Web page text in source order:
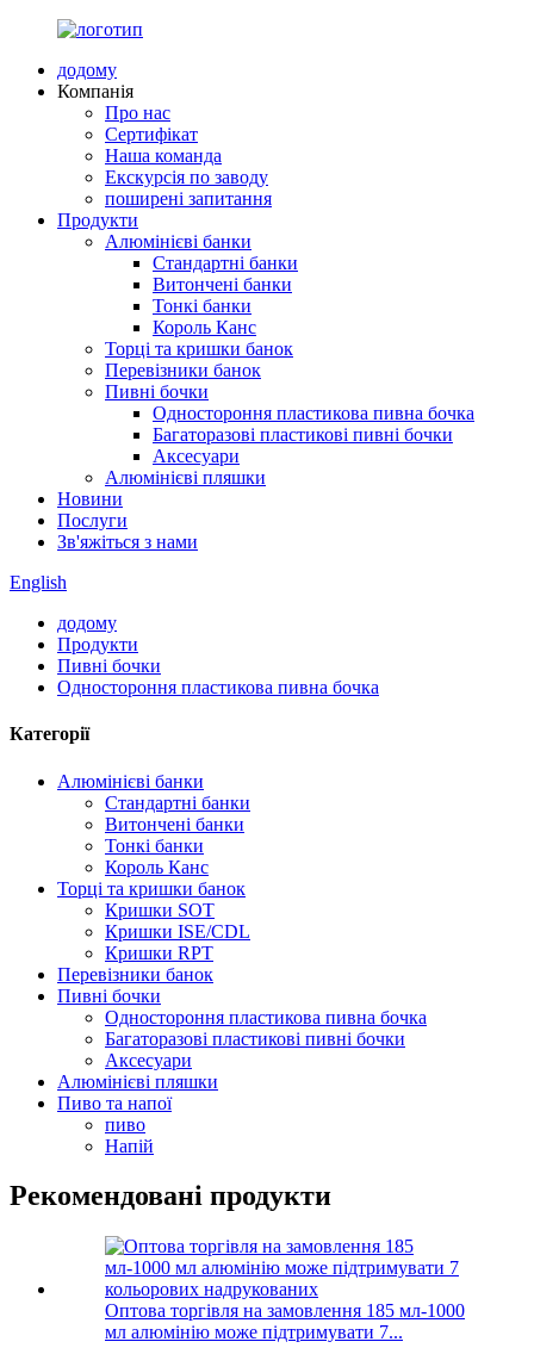
додому
Компанія
Про нас
Сертифікат
Наша команда
Екскурсія по заводу
поширені запитання
Продукти
Алюмінієві банки
Стандартні банки
Витончені банки
Тонкі банки
Король Канс
Торці та кришки банок
Перевізники банок
Пивні бочки
Одностороння пластикова пивна бочка
Багаторазові пластикові пивні бочки
Аксесуари
Алюмінієві пляшки
Новини
Послуги
Зв'яжіться з нами
English
додому
Продукти
Пивні бочки
Одностороння пластикова пивна бочка
Категорії
Алюмінієві банки
Стандартні банки
Витончені банки
Тонкі банки
Король Канс
Торці та кришки банок
Кришки SOT
Кришки ISE/CDL
Кришки RPT
Перевізники банок
Пивні бочки
Одностороння пластикова пивна бочка
Багаторазові пластикові пивні бочки
Аксесуари
Алюмінієві пляшки
Пиво та напої
пиво
Напій
Рекомендовані продукти
Оптова торгівля на замовлення 185 мл-1000
мл алюмінію може підтримувати 7...